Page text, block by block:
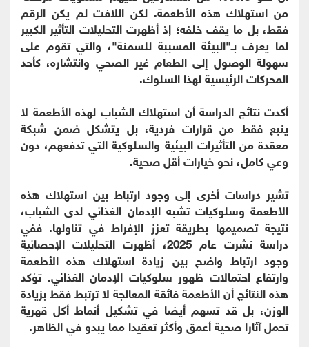
من استهلاك هذه الأطعمة. لكن اللافت لم يكن الرقم
فقط، بل ما يقف خلفه؛ إذ أظهرت التحليلات التأثير الكبير
لما يعرف بـ"البيئة المسببة للسمنة"، والتي تقوم على
سهولة الوصول إلى الطعام غير الصحي وانتشاره، كأحد
المحركات الرئيسية لهذا السلوك.
أكدت نتائج الدراسة أن استهلاك الشباب لهذه الأطعمة لا
ينبع فقط من قرارات فردية، بل يتشكل ضمن شبكة
معقدة من التأثيرات البيئية والسلوكية التي تدفعهم، دون
وعي كامل، نحو خيارات أقل صحية.
تشير دراسات أخرى إلى وجود ارتباط بين استهلاك هذه
الأطعمة وسلوكيات تشبه الإدمان الغذائي لدى الشباب،
نتيجة تصميمها بطريقة تعزز الإفراط في تناولها. ففي
دراسة نشرت عام 2025، أظهرت التحليلات الإحصائية
وجود ارتباط واضح بين زيادة استهلاك هذه الأطعمة
وارتفاع احتمالات ظهور سلوكيات الإدمان الغذائي. تؤكد
هذه النتائج أن الأطعمة فائقة المعالجة لا ترتبط فقط بزيادة
الوزن، بل قد تسهم أيضا في تشكيل أنماط أكل قهرية
تحمل آثارا صحية أعمق وأكثر تعقيدا مما يبدو في الظاهر.